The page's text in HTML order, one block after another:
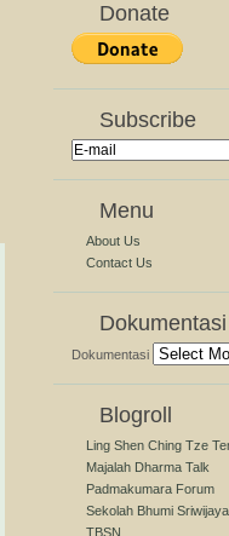
Donate
Subscribe
Menu
About Us
Contact Us
Dokumentasi
Dokumentasi
Blogroll
Ling Shen Ching Tze
Majalah Dharma Talk
Padmakumara Forum
Sekolah Bhumi Sriwijaya
TBSN